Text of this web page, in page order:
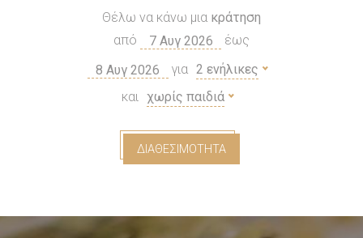
Θέλω να κάνω μια κράτηση
από
έως
για 2 ενήλικες
και χωρίς παιδιά
ΔΙΑΘΕΣΙΜΌΤΗΤΑ